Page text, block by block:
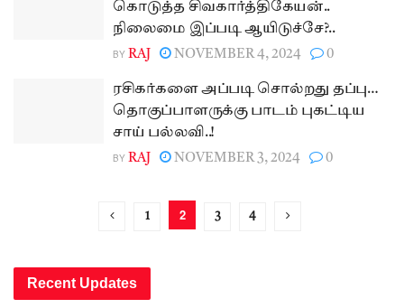
கொடுத்த சிவகார்த்திகேயன்..
நிலைமை இப்படி ஆயிடுச்சே?..
BY RAJ NOVEMBER 4, 2024 0
ரசிகர்களை அப்படி சொல்றது தப்பு…
தொகுப்பாளருக்கு பாடம் புகட்டிய
சாய் பல்லவி..!
BY RAJ NOVEMBER 3, 2024 0
1 2 3 4
Recent Updates